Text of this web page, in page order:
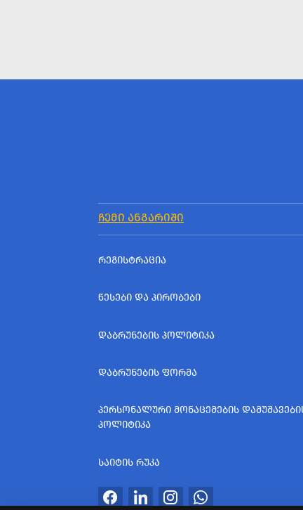
ᲩᲔᲛᲘ ᲐᲜᲒᲐᲠᲘᲨᲘ
ᲠᲔᲒᲘᲡᲢᲠᲐᲪᲘᲐ
ᲬᲔᲡᲔᲑᲘ ᲓᲐ ᲞᲘᲠᲝᲑᲔᲑᲘ
ᲓᲐᲑᲠᲣᲜᲔᲑᲘᲡ ᲞᲝᲚᲘᲢᲘᲙᲐ
ᲓᲐᲑᲠᲣᲜᲔᲑᲘᲡ ᲤᲝᲠᲛᲐ
ᲞᲔᲠᲡᲝᲜᲐᲚᲣᲠᲘ ᲛᲝᲜᲐᲪᲔᲛᲔᲑᲘᲡ
ᲞᲝᲚᲘᲢᲘᲙᲐ
ᲡᲐᲘᲢᲘᲡ ᲠᲣᲙᲐ